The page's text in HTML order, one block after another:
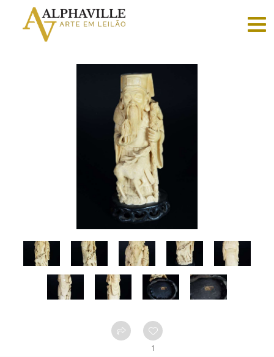
Criar
Vender
Sobre
Como
funciona
Contato
1